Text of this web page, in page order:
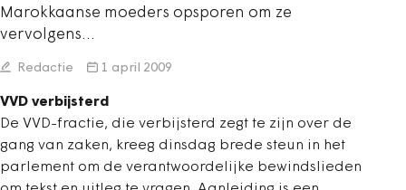
Marokkaanse moeders opsporen om ze
vervolgens…
Redactie 1 april 2009
VVD verbijsterd
De VVD-fractie, die verbijsterd zegt te zijn over de
gang van zaken, kreeg dinsdag brede steun in het
parlement om de verantwoordelijke bewindslieden